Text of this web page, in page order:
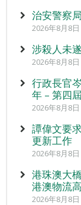
治安警察
2026年8月8
涉殺人未
2026年8月8
行政長官
年 – 第四
2026年8月8
譚偉文要
更新工作
2026年8月8
港珠澳大
港澳物流
2026年8月8